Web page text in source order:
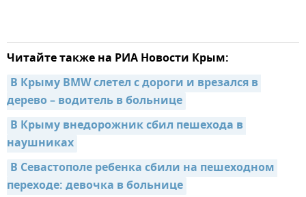
Читайте также на РИА Новости Крым:
В Крыму BMW слетел с дороги и врезался в
дерево – водитель в больнице
В Крыму внедорожник сбил пешехода в
наушниках
В Севастополе ребенка сбили на пешеходном
переходе: девочка в больнице